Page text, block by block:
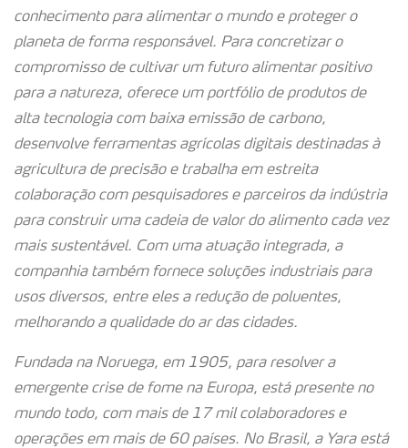
conhecimento para alimentar o mundo e proteger o
planeta de forma responsável. Para concretizar o
compromisso de cultivar um futuro alimentar positivo
para a natureza, oferece um portfólio de produtos de
alta tecnologia com baixa emissão de carbono,
desenvolve ferramentas agrícolas digitais destinadas à
agricultura de precisão e trabalha em estreita
colaboração com pesquisadores e parceiros da indústria
para construir uma cadeia de valor do alimento cada vez
mais sustentável. Com uma atuação integrada, a
companhia também fornece soluções industriais para
usos diversos, entre eles a redução de poluentes,
melhorando a qualidade do ar das cidades.
Fundada na Noruega, em 1905, para resolver a
emergente crise de fome na Europa, está presente no
mundo todo, com mais de 17 mil colaboradores e
operações em mais de 60 países. No Brasil, a Yara está